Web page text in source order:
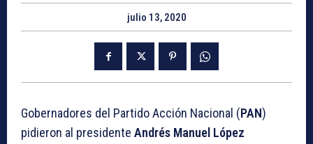
julio 13, 2020
Gobernadores del Partido Acción Nacional (PAN)
pidieron al presidente Andrés Manuel López